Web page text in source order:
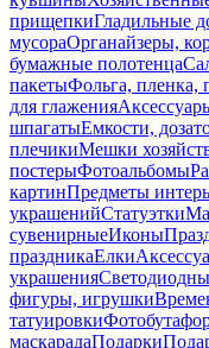
прищепкиГладильные
мусораОрганайзеры,
бумажные полотенца
пакетыФольга, пленка,
для глажения
шпагатыЕмкости,
плечикиМешки
постерыФотоальбомы
картинПредметы
украшенийСтатуэтки
сувенирныеИконы
праздникаЕлки
украшения
фигуры, игрушки
татуировки
маскарадаПодарки